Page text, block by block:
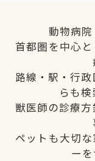
動物病院
首都圏を中心
路線・駅・行
らも
獣医師の診療
ペットも大切
ー